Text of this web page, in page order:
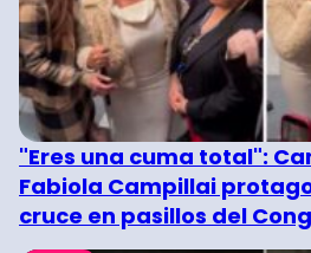
"Eres una cuma total":
Fabiola Campillai
cruce en pasillos del